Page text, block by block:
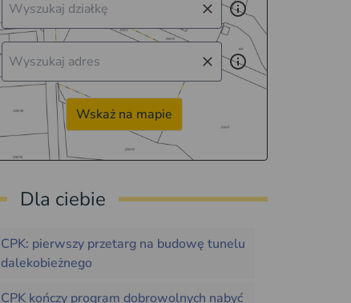
Wskaż na mapie
Dla ciebie
CPK: pierwszy przetarg na budowę tunelu
dalekobieżnego
CPK kończy program dobrowolnych nabyć